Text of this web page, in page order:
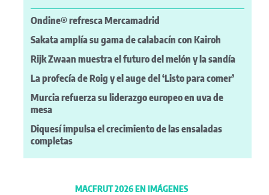
Ondine® refresca Mercamadrid
Sakata amplía su gama de calabacín con Kairoh
Rijk Zwaan muestra el futuro del melón y la sandía
La profecía de Roig y el auge del ‘Listo para comer’
Murcia refuerza su liderazgo europeo en uva de
mesa
Diquesí impulsa el crecimiento de las ensaladas
completas
MACFRUT 2026 EN IMÁGENES